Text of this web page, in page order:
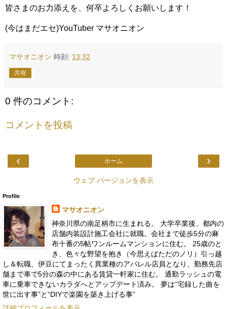
皆さまのお力添えを、何卒よろしくお願いします！
(今はまだエセ)YouTuber マサオニオン
マサオニオン 時刻: 13:32
共有
0 件のコメント:
コメントを投稿
‹ ›
ホーム
ウェブ バージョンを表示
Profile
マサオニオン
神奈川県の南足柄市に生まれる。 大学卒業後、都内の
店舗内装設計施工会社に就職。会社まで徒歩5分の麻
布十番の5帖ワンルームマンションに住む。 25歳のと
き、色々な野望を抱き（今思えばただのノリ）引っ越
し＆転職、伊豆にてまったく異業種のアパレル店員となり、勤務先店
舗まで車で5分の森の中にある賃貸一軒家に住む。 通勤ラッシュの電
車に乗車できないカラダへとアップデート済み。 夢は“宅録した曲を
世に出す事”と“DIYで楽園を築き上げる事”